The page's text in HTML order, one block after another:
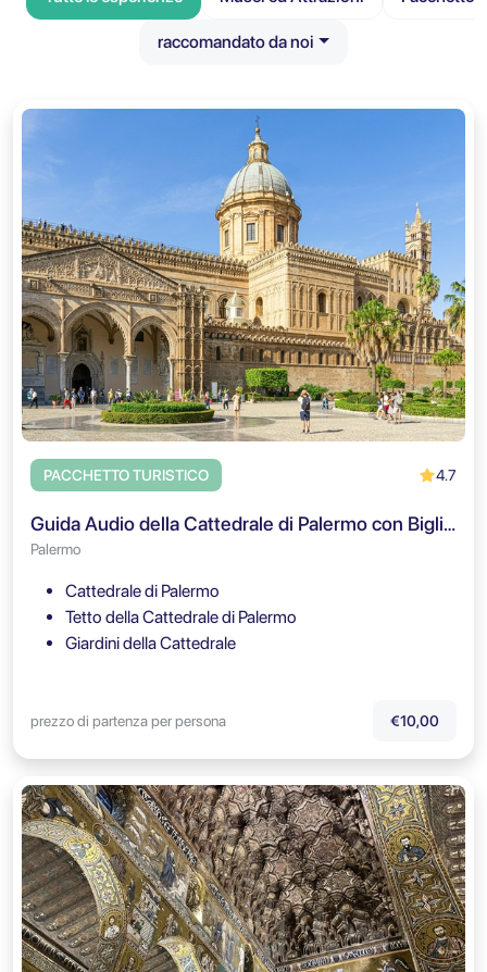
raccomandato da noi
PACCHETTO TURISTICO 4.7
Guida Audio della Cattedrale di Palermo con Biglietto d'Ingresso al Tetto
Palermo
Cattedrale di Palermo
Tetto della Cattedrale di Palermo
Giardini della Cattedrale
prezzo di partenza per persona €10,00